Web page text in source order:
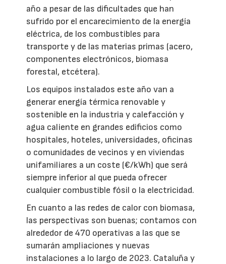
año a pesar de las dificultades que han
sufrido por el encarecimiento de la energía
eléctrica, de los combustibles para
transporte y de las materias primas (acero,
componentes electrónicos, biomasa
forestal, etcétera).
Los equipos instalados este año van a
generar energía térmica renovable y
sostenible en la industria y calefacción y
agua caliente en grandes edificios como
hospitales, hoteles, universidades, oficinas
o comunidades de vecinos y en viviendas
unifamiliares a un coste (€/kWh) que será
siempre inferior al que pueda ofrecer
cualquier combustible fósil o la electricidad.
En cuanto a las redes de calor con biomasa,
las perspectivas son buenas; contamos con
alrededor de 470 operativas a las que se
sumarán ampliaciones y nuevas
instalaciones a lo largo de 2023. Cataluña y